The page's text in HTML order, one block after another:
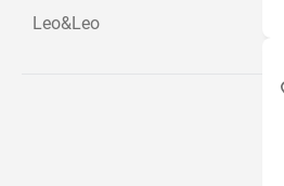
Leo&Leo